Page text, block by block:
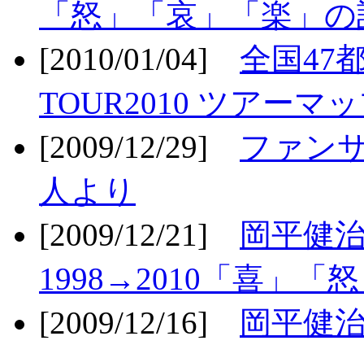
「怒」「哀」「楽」
[2010/01/04] 全国47
TOUR2010 ツアーマ
[2009/12/29] ファン
人より
[2009/12/21]
岡平健
1998→2010「喜」「
[2009/12/16]
岡平健